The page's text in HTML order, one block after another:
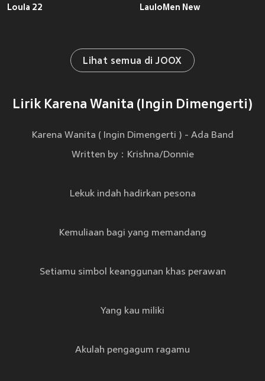
Loula 22 LauloMen New
Lihat semua di JOOX
Lirik Karena Wanita (Ingin Dimengerti)
Karena Wanita ( Ingin Dimengerti ) - Ada Band
Written by：Krishna/Donnie
Lekuk indah hadirkan pesona
Kemuliaan bagi yang memandang
Setiamu simbol keanggunan khas perawan
Yang kau miliki
Akulah pengagum ragamu